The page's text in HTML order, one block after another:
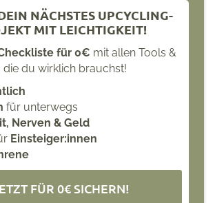
NÄCHSTES UPCYCLING-
MIT LEICHTIGKEIT!
für 0€ mit allen Tools &
die du wirklich brauchst!
für unterwegs
Nerven & Geld
Einsteiger:innen
FÜR 0€ SICHERN!